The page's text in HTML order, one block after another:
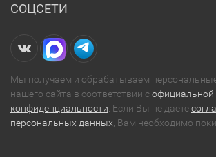
СОЦСЕТИ
Мы получаем и обрабатываем
нашего сайта в соответствии софициальной
конфиденциальности . Если Вы не даете
персональных данных , Вам необходимо